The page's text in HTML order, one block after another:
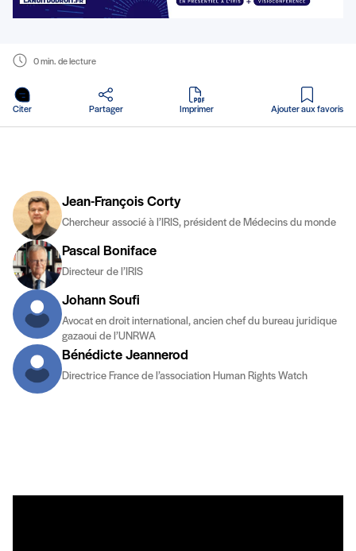
0 min. de lecture
Citer Partager Imprimer
en PDF
Ajouter aux favoris
Jean-François Corty
Chercheur associé à l’IRIS, président de Médecins du monde
Pascal Boniface
Directeur de l’IRIS
Johann Soufi
Avocat en droit international, ancien chef du bureau juridique
gazaoui de l’UNRWA
Bénédicte Jeannerod
Directrice France de l’association Human Rights Watch